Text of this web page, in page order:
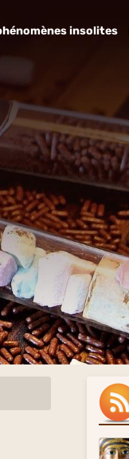
insolites